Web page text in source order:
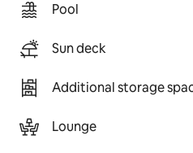
Pool
Sun deck
Additional storage
Lounge